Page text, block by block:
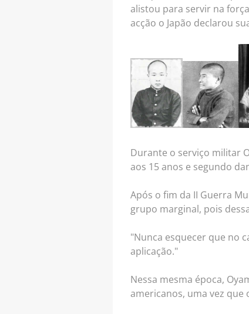
alistou para servir na
acção o Japão declarou
Durante o serviço militar
aos 15 anos e segundo
Após o fim da II Guerra
grupo marginal, pois
"Nunca esquecer que no
aplicação."
Nessa mesma época,
americanos, uma vez que